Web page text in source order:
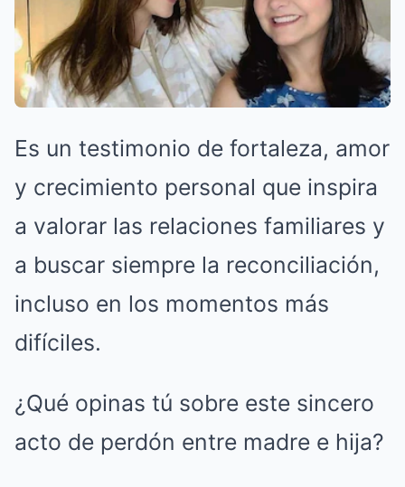
Es un testimonio de fortaleza, amor
y crecimiento personal que inspira
a valorar las relaciones familiares y
a buscar siempre la reconciliación,
incluso en los momentos más
difíciles.
¿Qué opinas tú sobre este sincero
acto de perdón entre madre e hija?